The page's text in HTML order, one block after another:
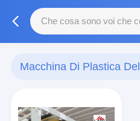
Macchina Di Plastica